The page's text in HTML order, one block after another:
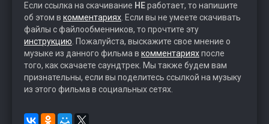
Если ссылка на скачивание НЕработает, то напишите
об этом в комментариях . Если вы не умеете скачивать
файлы с файлообменников, то прочтите эту
инструкцию . Пожалуйста, выскажите свое мнение о
музыке из данного фильма в комментарияхпосле
того, как скачаете саундтрек. Мы также будем вам
признательны, если вы поделитесь ссылкой на музыку
из этого фильма в социальных сетях.